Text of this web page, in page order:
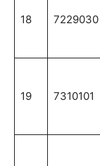
18 7229030
19 7310101